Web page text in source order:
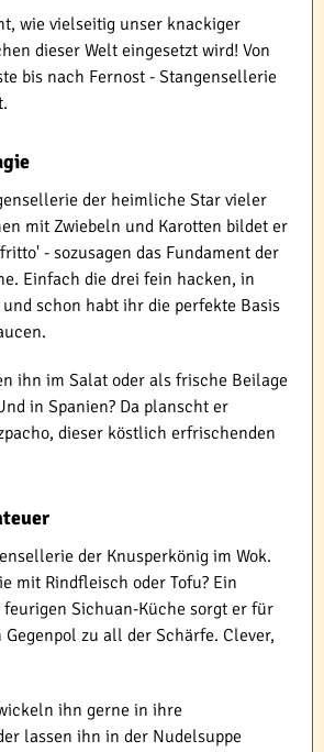
wie vielseitig unser knackiger
dieser Welt eingesetzt wird! Von
bis nach Fernost - Stangensellerie
der heimliche Star vieler
mit Zwiebeln und Karotten bildet er
- sozusagen das Fundament der
Einfach die drei fein hacken, in
schon habt ihr die perfekte Basis
ihn im Salat oder als frische Beilage
in Spanien? Da planscht er
dieser köstlich erfrischenden
der Knusperkönig im Wok.
mit Rindfleisch oder Tofu? Ein
feurigen Sichuan-Küche sorgt er für
zu all der Schärfe. Clever,
ihn gerne in ihre
lassen ihn in der Nudelsuppe